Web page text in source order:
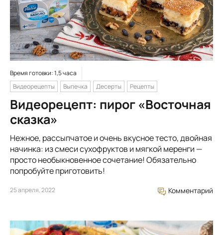
Время готовки: 1,5 часа
Видеорецепты
Выпечка Десерты Рецепты
Видеорецепт: пирог «Восточная
сказка»
Нежное, рассыпчатое и очень вкусное тесто, двойная
начинка: из смеси сухофруктов и мягкой меренги —
просто необыкновенное сочетание! Обязательно
попробуйте приготовить!
25 апреля, 2022 Комментарий